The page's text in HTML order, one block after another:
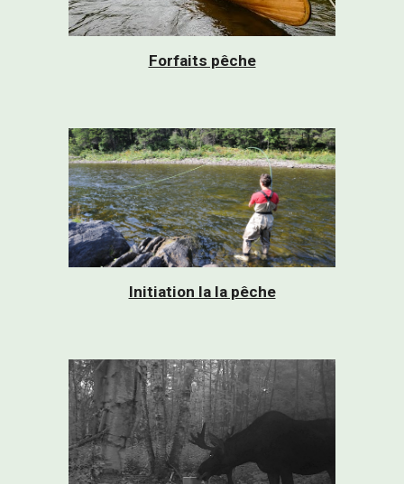
Forfaits pêche
Initiation la la pêche